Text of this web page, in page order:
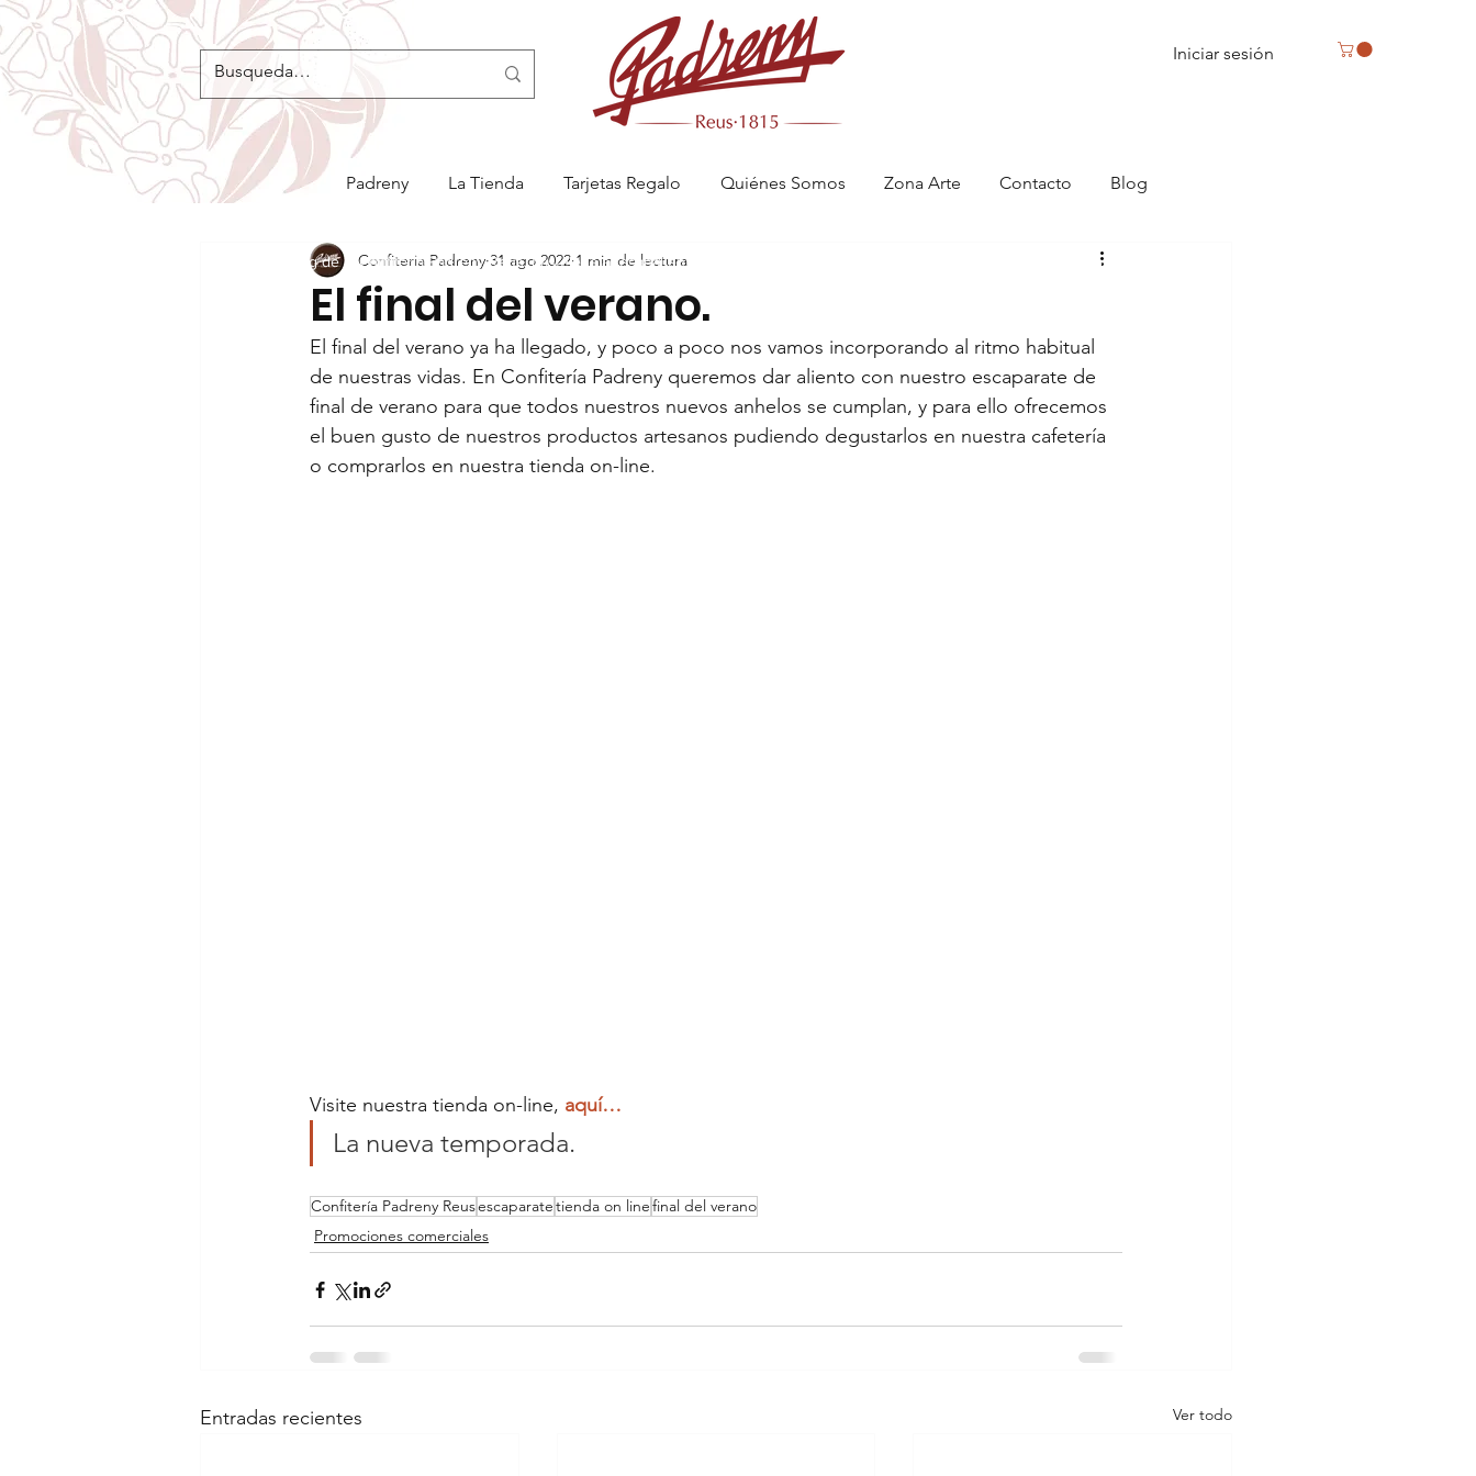
Iniciar sesión
Padreny La Tienda Tarjetas Regalo Quiénes Somos Zona Arte Contacto Blog
El final del verano.
Confiteria Padreny 31 ago 2022 1 min de lectura
El final del verano ya ha llegado, y poco a poco nos vamos incorporando al ritmo habitual
de nuestras vidas. En Confitería Padreny queremos dar aliento con nuestro escaparate de
final de verano para que todos nuestros nuevos anhelos se cumplan, y para ello ofrecemos
el buen gusto de nuestros productos artesanos pudiendo degustarlos en nuestra cafetería
o comprarlos en nuestra tienda on-line.
Visite nuestra tienda on-line, aquí…
La nueva temporada.
Confitería Padreny Reusescaparatetienda on linefinal del verano
Promociones comerciales
Entradas recientes Ver todo
Blog de la Confitería Padreny Reus, pastelería artesanal en Reus, menjablanc de Reus, catering en Reus, caja de bombones en Reus